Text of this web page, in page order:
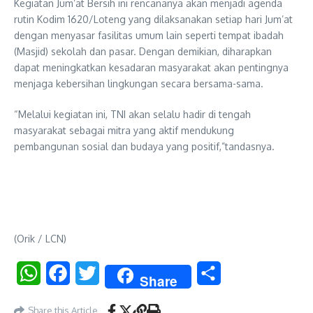
Kegiatan Jum’at Bersih ini rencananya akan menjadi agenda
rutin Kodim 1620/Loteng yang dilaksanakan setiap hari Jum’at
dengan menyasar fasilitas umum lain seperti tempat ibadah
(Masjid) sekolah dan pasar. Dengan demikian, diharapkan
dapat meningkatkan kesadaran masyarakat akan pentingnya
menjaga kebersihan lingkungan secara bersama-sama.
“Melalui kegiatan ini, TNI akan selalu hadir di tengah
masyarakat sebagai mitra yang aktif mendukung
pembangunan sosial dan budaya yang positif,”tandasnya.
(Orik / LCN)
WhatsAppFacebookTwitter Share
Share this Article